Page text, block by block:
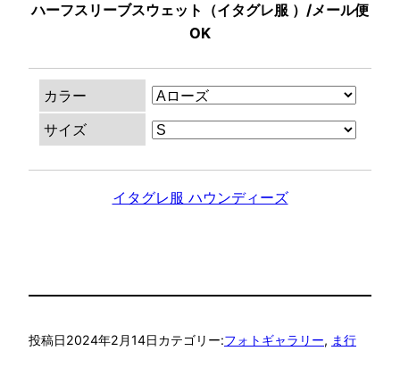
ハーフスリーブスウェット（イタグレ服 ）/メール便
OK
カラー
サイズ
イタグレ服 ハウンディーズ
投稿日2024年2月14日カテゴリー:フォトギャラリー, ま行